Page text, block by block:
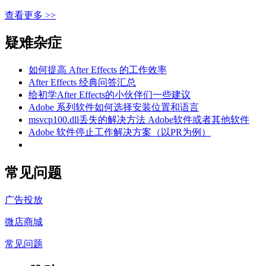
查看更多 >>
疑难杂症
如何提高 After Effects 的工作效率
After Effects 经典问答汇总
给初学After Effects的小伙伴们一些建议
Adobe 系列软件如何选择安装位置和语言
msvcp100.dll丢失的解决方法 Adobe软件或者其他软件
Adobe 软件停止工作解决方案（以PR为例）
常见问题
广告投放
微店商城
常见问题